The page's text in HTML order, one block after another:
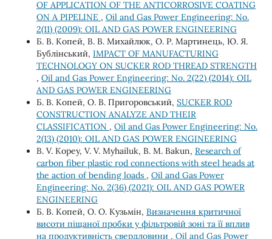
OF APPLICATION OF THE ANTICORROSIVE COATING
ON A PIPELINE , Oil and Gas Power Engineering: No.
2(11) (2009): OIL AND GAS POWER ENGINEERING
Б. В. Копей, В. В. Михайлюк, О. Р. Мартинець, Ю. Я.
Бублінський, IMPACT OF MANUFACTURING
TECHNOLOGY ON SUCKER ROD THREAD STRENGTH
, Oil and Gas Power Engineering: No. 2(22) (2014): OIL
AND GAS POWER ENGINEERING
Б. В. Копей, О. В. Пригоровський, SUCKER ROD
CONSTRUCTION ANALYZE AND THEIR
CLASSIFICATION , Oil and Gas Power Engineering: No.
2(13) (2010): OIL AND GAS POWER ENGINEERING
B. V. Kopeу, V. V. Myhailuk, B. M. Bakun, Research of
carbon fiber plastic rod connections with steel heads at
the action of bending loads , Oil and Gas Power
Engineering: No. 2(36) (2021): OIL AND GAS POWER
ENGINEERING
Б. В. Копей, О. О. Кузьмін, Визначення критичної
висоти піщаної пробки у фільтровій зоні та її вплив
на продуктивність свердловини , Oil and Gas Power